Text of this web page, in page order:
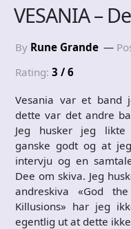
VESANIA –
By Rune Grande
Rating: 3 / 6
Vesania var et band
dette var det andre
Jeg husker jeg likte
ganske godt og at
intervju og en
Dee om skiva. Jeg
andreskiva «God
Killusions» har jeg
egentlig ut at dette